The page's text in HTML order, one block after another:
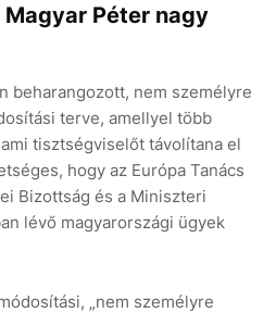
Péter nagy
beharangozott, nem személyre
terve, amellyel több
tisztségviselőt távolítana el
hogy az Európa Tanács
Bizottság és a Miniszteri
lévő magyarországi ügyek
„nem személyre